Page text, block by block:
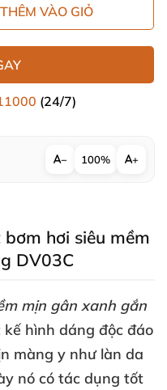
VÀO GIỎ
(24/7)
− 100% +
hơi siêu mềm
DV03C
mịn gân xanh gắn
hình dáng độc đáo
màng y như làn da
nó có tác dụng tốt